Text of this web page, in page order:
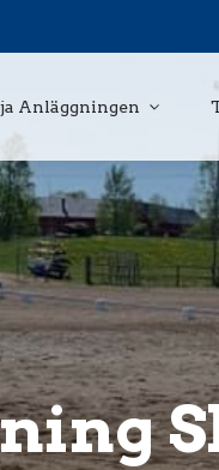
Anläggningen